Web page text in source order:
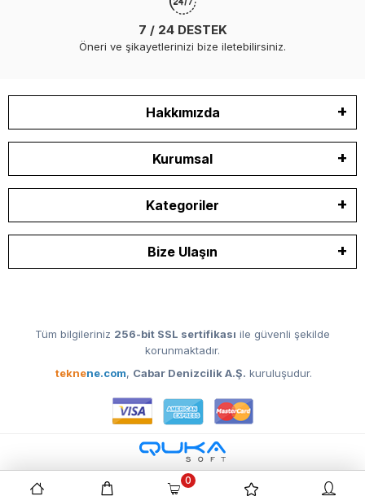
7 / 24 DESTEK
Öneri ve şikayetlerinizi bize iletebilirsiniz.
Hakkımızda
Kurumsal
Kategoriler
Bize Ulaşın
Tüm bilgileriniz 256-bit SSL sertifikası ile güvenli şekilde
korunmaktadır.
teknene.com, Cabar Denizcilik A.Ş. kuruluşudur.
0